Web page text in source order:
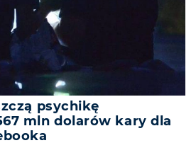
psychikę
mln dolarów kary dla